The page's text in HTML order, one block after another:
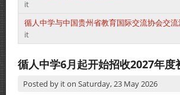
it
循人中学与中国贵州省教育国际交流协会交流
it
循人中学6月起开始招收2027年度
Posted by iton Saturday, 23 May 2026